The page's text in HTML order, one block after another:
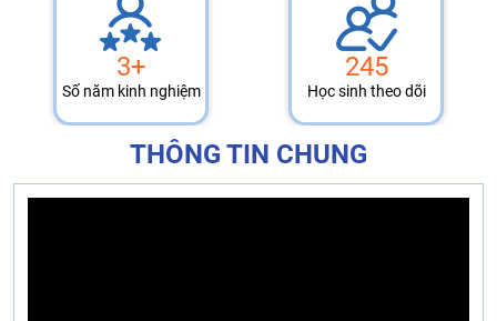
3+
Số năm kinh nghiệm
245
Học sinh theo dõi
THÔNG TIN CHUNG